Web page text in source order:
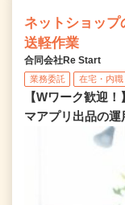
ネットショッ
送軽作業
合同会社Re Start
業務委託 在宅・内職
【Wワーク歓迎
マアプリ出品の